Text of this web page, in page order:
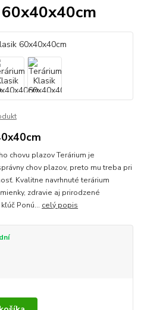
chovu plazov Terárium je
chov plazov, preto mu treba pri
Kvalitne navrhnuté terárium
zdravie aj prirodzené
Ponú... celý popis